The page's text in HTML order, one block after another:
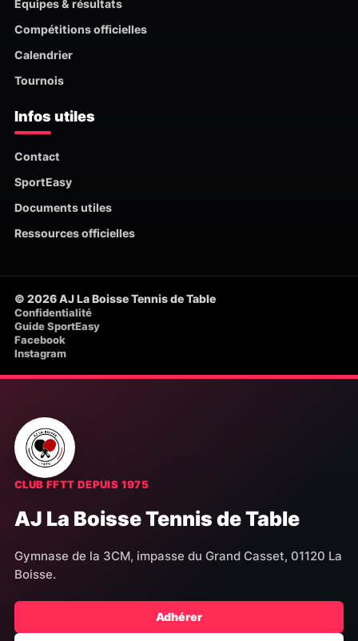
Équipes & résultats
Compétitions officielles
Calendrier
Tournois
Infos utiles
Contact
SportEasy
Documents utiles
Ressources officielles
© 2026 AJ La Boisse Tennis de Table
Confidentialité
Guide SportEasy
Facebook
Instagram
CLUB FFTT DEPUIS 1975
AJ La Boisse Tennis de Table
Gymnase de la 3CM, impasse du Grand Casset, 01120 La
Boisse.
Adhérer